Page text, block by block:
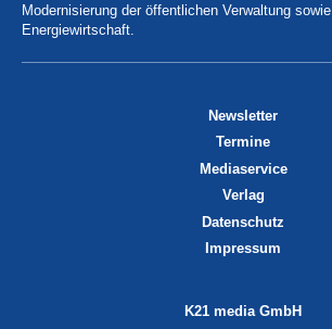
Modernisierung der öffentlichen Verwaltung
Energiewirtschaft.
Newsletter
Termine
Mediaservice
Verlag
Datenschutz
Impressum
K21 media GmbH